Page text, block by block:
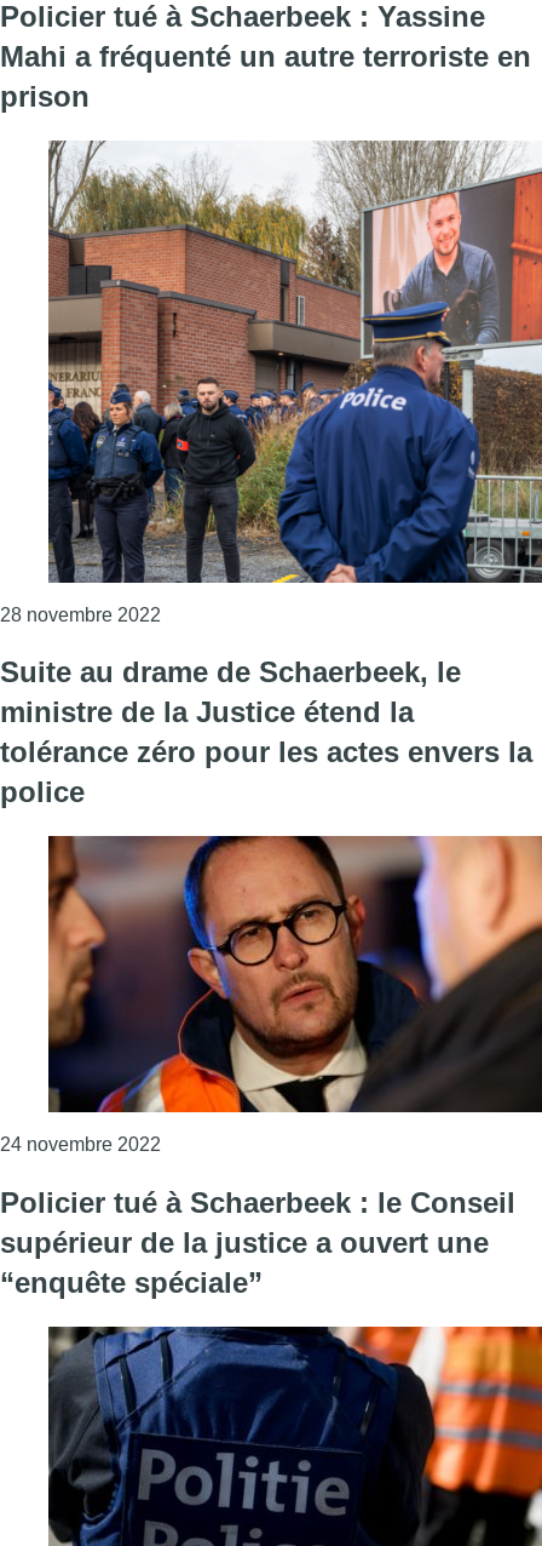
Policier tué à Schaerbeek : Yassine
Mahi a fréquenté un autre terroriste en
prison
28 novembre 2022
Suite au drame de Schaerbeek, le
ministre de la Justice étend la
tolérance zéro pour les actes envers la
police
24 novembre 2022
Policier tué à Schaerbeek : le Conseil
supérieur de la justice a ouvert une
“enquête spéciale”